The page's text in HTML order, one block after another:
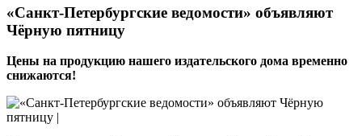
«Санкт-Петербургские ведомости» объявляют
Чёрную пятницу
Цены на продукцию нашего издательского дома временно
снижаются!